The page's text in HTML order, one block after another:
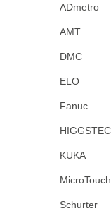
ADmetro
AMT
DMC
ELO
Fanuc
HIGGSTEC
KUKA
MicroTouch
Schurter